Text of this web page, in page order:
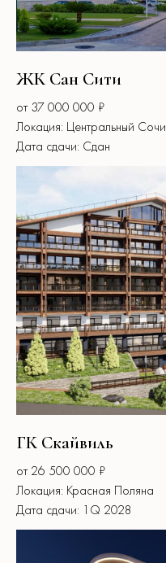
ЖК Сан Сити
от 37 000 000 ₽
Локация: Центральный Сочи
Дата сдачи: Сдан
ГК Скайвиль
от 26 500 000 ₽
Локация: Красная Поляна
Дата сдачи: 1Q 2028